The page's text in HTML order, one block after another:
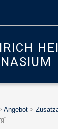
Angebot >